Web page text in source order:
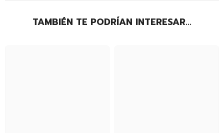
TAMBIÉN TE PODRÍAN INTERESAR...